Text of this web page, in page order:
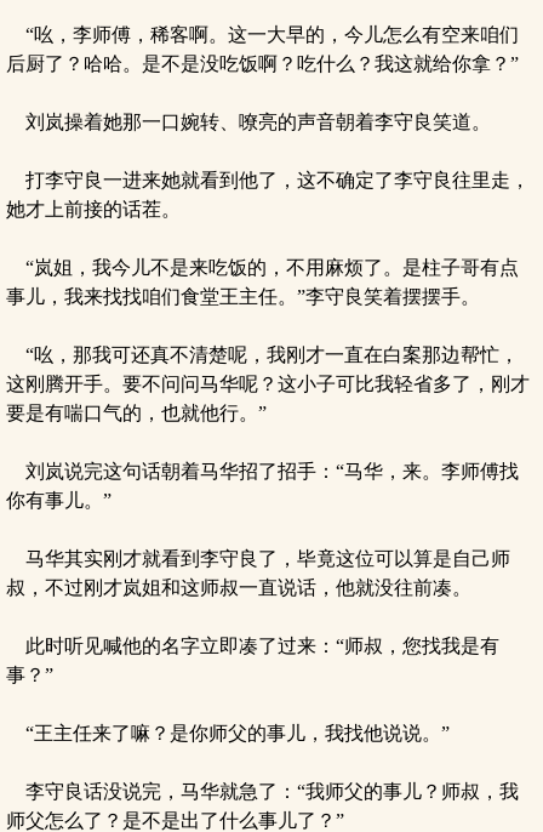
“吆，李师傅，稀客啊。这一大早的，今儿怎么有空来咱们
后厨了？哈哈。是不是没吃饭啊？吃什么？我这就给你拿？”
刘岚操着她那一口婉转、嘹亮的声音朝着李守良笑道。
打李守良一进来她就看到他了，这不确定了李守良往里走，
她才上前接的话茬。
“岚姐，我今儿不是来吃饭的，不用麻烦了。是柱子哥有点
事儿，我来找找咱们食堂王主任。”李守良笑着摆摆手。
“吆，那我可还真不清楚呢，我刚才一直在白案那边帮忙，
这刚腾开手。要不问问马华呢？这小子可比我轻省多了，刚才
要是有喘口气的，也就他行。”
刘岚说完这句话朝着马华招了招手：“马华，来。李师傅找
你有事儿。”
马华其实刚才就看到李守良了，毕竟这位可以算是自己师
叔，不过刚才岚姐和这师叔一直说话，他就没往前凑。
此时听见喊他的名字立即凑了过来：“师叔，您找我是有
事？”
“王主任来了嘛？是你师父的事儿，我找他说说。”
李守良话没说完，马华就急了：“我师父的事儿？师叔，我
师父怎么了？是不是出了什么事儿了？”